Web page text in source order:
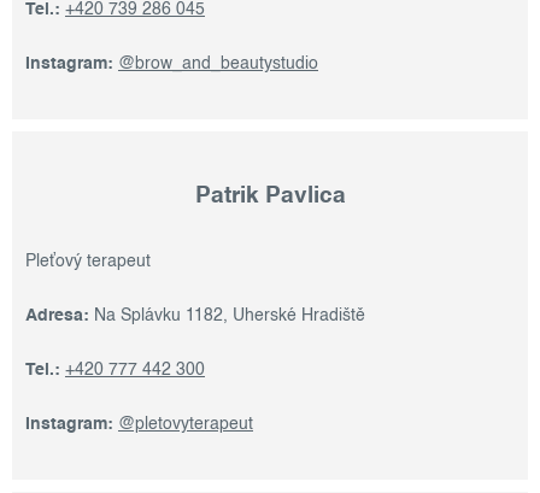
Tel.: +420 739 286 045
Instagram: @brow_and_beautystudio
Patrik Pavlica
Pleťový terapeut
Adresa: Na Splávku 1182, Uherské Hradiště
Tel.: +420 777 442 300
Instagram: @pletovyterapeut